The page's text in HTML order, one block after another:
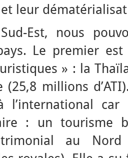
leur
Est, nous
Le premier
» : la
millions
l’international
: un tourisme
au